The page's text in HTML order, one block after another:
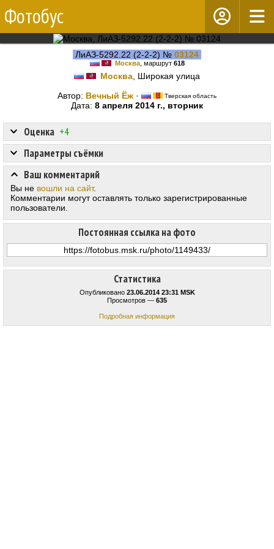
Фотобус
ЛиАЗ-5292.22 (2-2-2) № 03124
Москва, маршрут 618
Москва , Широкая улица
Автор: Вечный Ёж · Тверская область
Дата: 8 апреля 2014 г., вторник
Статистика
Опубликовано 23.06.2014 23:31 MSK
Просмотров — 635
Подробная информация
Оценка +4
Постоянная ссылка на фото
Параметры съёмки
Ваш комментарий
Вы не вошли на сайт.
Комментарии могут оставлять только зарегистрированные
пользователи.